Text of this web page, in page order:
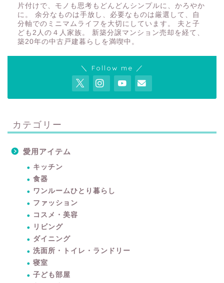
片付けで、モノも思考もどんどんシンプルに、かろやか
に。 余分なものは手放し、必要なものは厳選して、自
分軸でのミニマムライフを大切にしています。 夫と子
ども2人の４人家族。 新築分譲マンション売却を経て、
築20年の中古戸建暮らしを満喫中。
＼ Follow me ／
カテゴリー
愛用アイテム
キッチン
食器
ワンルームひとり暮らし
ファッション
コスメ・美容
リビング
ダイニング
洗面所・トイレ・ランドリー
寝室
子ども部屋